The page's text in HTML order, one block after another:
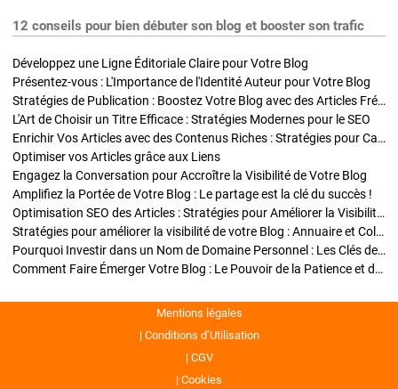
12 conseils pour bien débuter son blog et booster son trafic
Développez une Ligne Éditoriale Claire pour Votre Blog
Présentez-vous : L'Importance de l'Identité Auteur pour Votre Blog
Stratégies de Publication : Boostez Votre Blog avec des Articles Fréquents et Exclusifs
L'Art de Choisir un Titre Efficace : Stratégies Modernes pour le SEO
Enrichir Vos Articles avec des Contenus Riches : Stratégies pour Captiver et Optimiser
Optimiser vos Articles grâce aux Liens
Engagez la Conversation pour Accroître la Visibilité de Votre Blog
Amplifiez la Portée de Votre Blog : Le partage est la clé du succès !
Optimisation SEO des Articles : Stratégies pour Améliorer la Visibilité de Votre Blog
Stratégies pour améliorer la visibilité de votre Blog : Annuaire et Collaborations
Pourquoi Investir dans un Nom de Domaine Personnel : Les Clés de la Réussite de Votre Blog
Comment Faire Émerger Votre Blog : Le Pouvoir de la Patience et de la Persévérance
Mentions légales
Conditions d’Utilisation
CGV
Cookies